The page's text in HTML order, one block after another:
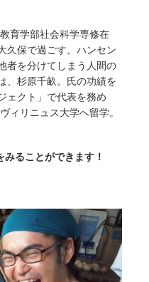
育学部社会科学専修在
久保で過ごす。ハンセン
者を分けてしまう人間の
、杉原千畝。氏の功績を
ェクト」で代表を務め
ィリニュス大学へ留学。
ることができます！